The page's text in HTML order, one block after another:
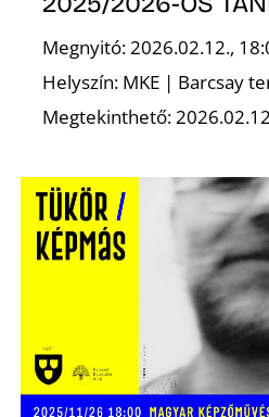
Megnyitó: 2026.02.12.,
Helyszín: MKE | Barcsay
Megtekinthető: